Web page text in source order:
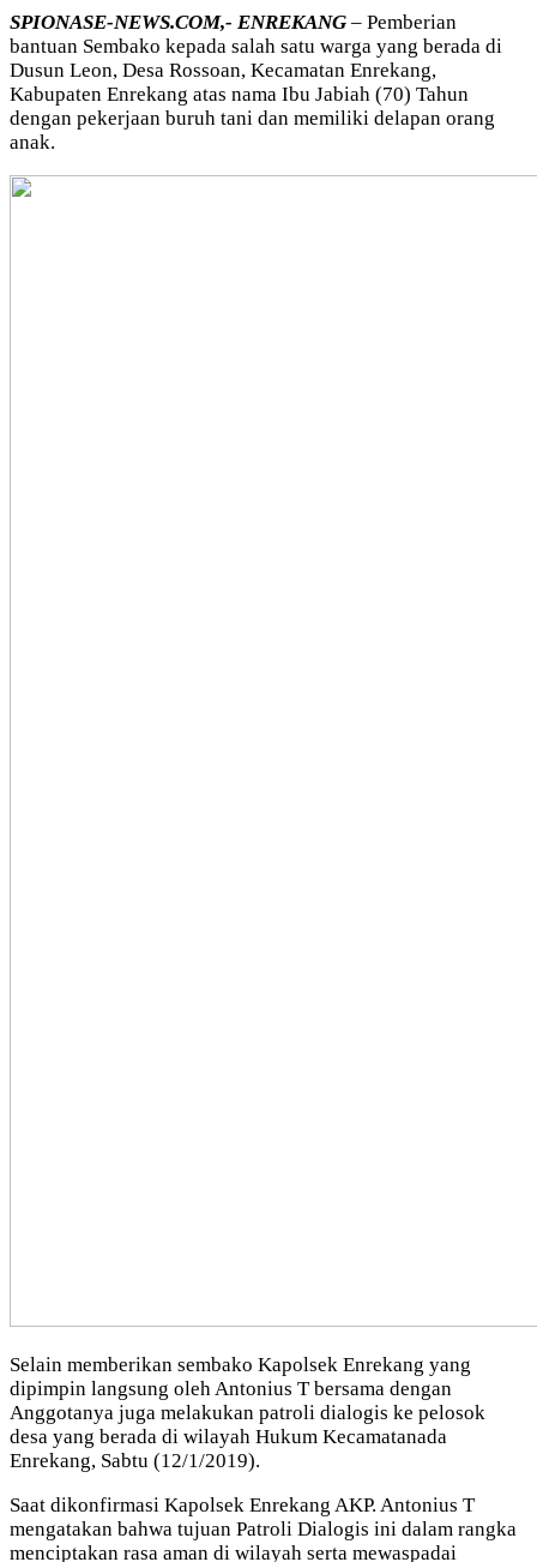
SPIONASE-NEWS.COM,- ENREKANG – Pemberian
bantuan Sembako kepada salah satu warga yang berada di
Dusun Leon, Desa Rossoan, Kecamatan Enrekang,
Kabupaten Enrekang atas nama Ibu Jabiah (70) Tahun
dengan pekerjaan buruh tani dan memiliki delapan orang
anak.
Selain memberikan sembako Kapolsek Enrekang yang
dipimpin langsung oleh Antonius T bersama dengan
Anggotanya juga melakukan patroli dialogis ke pelosok
desa yang berada di wilayah Hukum Kecamatanada
Enrekang, Sabtu (12/1/2019).
Saat dikonfirmasi Kapolsek Enrekang AKP. Antonius T
mengatakan bahwa tujuan Patroli Dialogis ini dalam rangka
menciptakan rasa aman di wilayah serta mewaspadai